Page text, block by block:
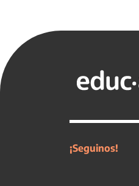
¡Seguinos!